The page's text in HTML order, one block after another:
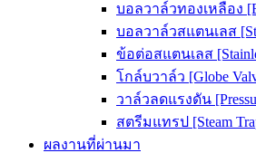
บอลวาล์วทองเหลือง
บอลวาล์วสแตนเลส
ข้อต่อสแตนเลส
โกล์บวาล์ว [Globe
วาล์วลดแรงดัน
สตรีมแทรป [Steam
ผลงานที่ผ่านมา